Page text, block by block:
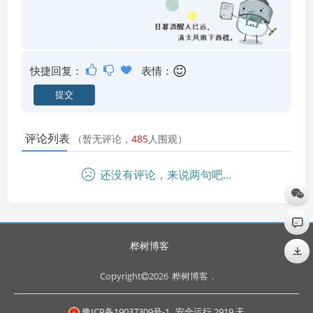
快捷回复： 表情：
评论列表 （暂无评论， 485人围观）
还没有评论，来说两句吧...
桦树博客
Copyright 2026 桦树博客 .